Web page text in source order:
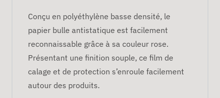
Conçu en polyéthylène basse densité, le
papier bulle antistatique est facilement
reconnaissable grâce à sa couleur rose.
Présentant une finition souple, ce film de
calage et de protection s’enroule facilement
autour des produits.